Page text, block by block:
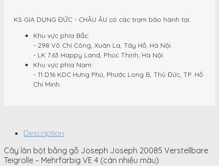
KS GIA DỤNG ĐỨC - CHÂU ÂU có các trạm bảo hành tại:
Khu vực phía Bắc:
- 298 Võ Chí Công, Xuân La, Tây Hồ, Hà Nội.
- LK 7.63 Happy Land, Phúc Thịnh, Hà Nội.
Khu vực phía Nam:
- 11 D16 KDC Hưng Phú, Phước Long B, Thủ Đức, TP. Hồ
Chí Minh.
Description
Cây lăn bột bằng gỗ Joseph Joseph 20085 Verstellbare
Teigrolle – Mehrfarbig VE 4 (cán nhiều màu)